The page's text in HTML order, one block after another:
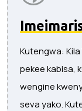
Kutengwa:
pekee kabisa,
wengine
seva yako.